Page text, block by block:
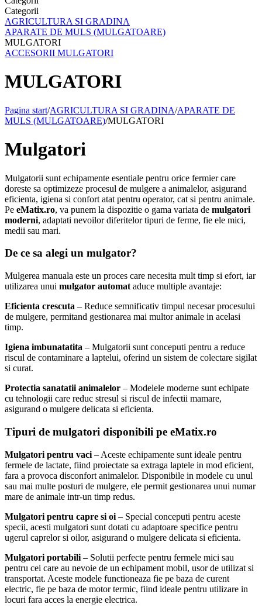
Categorii
AGRICULTURA SI GRADINA
APARATE DE MULS (MULGATOARE)
MULGATORI
ACCESORII MULGATORI
MULGATORI
Pagina start/AGRICULTURA SI GRADINA/APARATE DE
MULS (MULGATOARE)/MULGATORI
Mulgatori
Mulgatorii sunt echipamente esentiale pentru orice fermier care
doreste sa optimizeze procesul de mulgere a animalelor, asigurand
eficienta, igiena si confort atat pentru operator, cat si pentru animale.
Pe eMatix.ro, va punem la dispozitie o gama variata de mulgatori
moderni, adaptati nevoilor diferitelor tipuri de ferme, fie ele mici,
medii sau mari.
De ce sa alegi un mulgator?
Mulgerea manuala este un proces care necesita mult timp si efort, iar
utilizarea unui mulgator automat aduce multiple avantaje:
Eficienta crescuta – Reduce semnificativ timpul necesar procesului
de mulgere, permitand gestionarea mai multor animale in acelasi
timp.
Igiena imbunatatita – Mulgatorii sunt conceputi pentru a reduce
riscul de contaminare a laptelui, oferind un sistem de colectare sigilat
si curat.
Protectia sanatatii animalelor – Modelele moderne sunt echipate
cu tehnologii care reduc stresul si riscul de infectii mamare,
asigurand o mulgere delicata si eficienta.
Tipuri de mulgatori disponibili pe eMatix.ro
Mulgatori pentru vaci – Aceste echipamente sunt ideale pentru
fermele de lactate, fiind proiectate sa extraga laptele in mod eficient,
fara a provoca disconfort animalelor. Disponibile in modele cu unul
sau mai multe posturi de mulgere, ele permit gestionarea unui numar
mare de animale intr-un timp redus.
Mulgatori pentru capre si oi – Special conceputi pentru aceste
specii, acesti mulgatori sunt dotati cu adaptoare specifice pentru
ugerul caprelor si oilor, asigurand o mulgere delicata si eficienta.
Mulgatori portabili – Solutii perfecte pentru fermele mici sau
pentru cei care au nevoie de un echipament mobil, usor de utilizat si
transportat. Aceste modele functioneaza fie pe baza de curent
electric, fie pe baza de motor termic, fiind ideale pentru utilizare in
locuri fara acces la energie electrica.